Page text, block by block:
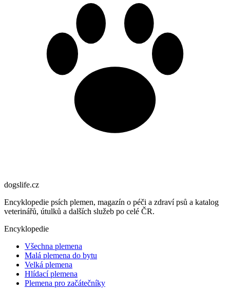
dogslife.cz
Encyklopedie psích plemen, magazín o péči a zdraví psů a katalog
veterinářů, útulků a dalších služeb po celé ČR.
Encyklopedie
Všechna plemena
Malá plemena do bytu
Velká plemena
Hlídací plemena
Plemena pro začátečníky